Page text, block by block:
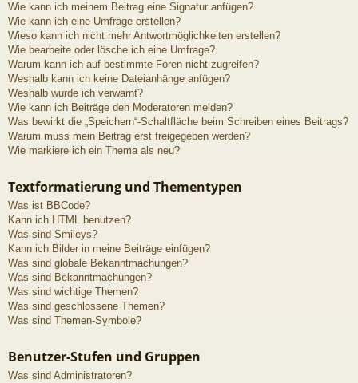
Wie kann ich meinem Beitrag eine Signatur anfügen?
Wie kann ich eine Umfrage erstellen?
Wieso kann ich nicht mehr Antwortmöglichkeiten erstellen?
Wie bearbeite oder lösche ich eine Umfrage?
Warum kann ich auf bestimmte Foren nicht zugreifen?
Weshalb kann ich keine Dateianhänge anfügen?
Weshalb wurde ich verwarnt?
Wie kann ich Beiträge den Moderatoren melden?
Was bewirkt die „Speichern“-Schaltfläche beim Schreiben eines Beitrags?
Warum muss mein Beitrag erst freigegeben werden?
Wie markiere ich ein Thema als neu?
Textformatierung und Thementypen
Was ist BBCode?
Kann ich HTML benutzen?
Was sind Smileys?
Kann ich Bilder in meine Beiträge einfügen?
Was sind globale Bekanntmachungen?
Was sind Bekanntmachungen?
Was sind wichtige Themen?
Was sind geschlossene Themen?
Was sind Themen-Symbole?
Benutzer-Stufen und Gruppen
Was sind Administratoren?